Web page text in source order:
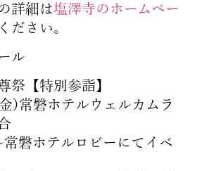
詳細は塩澤寺のホームペー
ださい。
ル
祭【特別参詣】
)常磐ホテルウェルカムラ
磐ホテルロビーにてイベ